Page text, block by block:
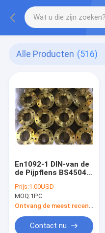
Alle Producten (516)
En1092-1 DIN-van de
de Pijpflens BS4504
Smeedstukstaal de
Flens van de het
Lassenhals A105
C22.8
Prijs:1.00USD
MOQ:1PC
Contact nu